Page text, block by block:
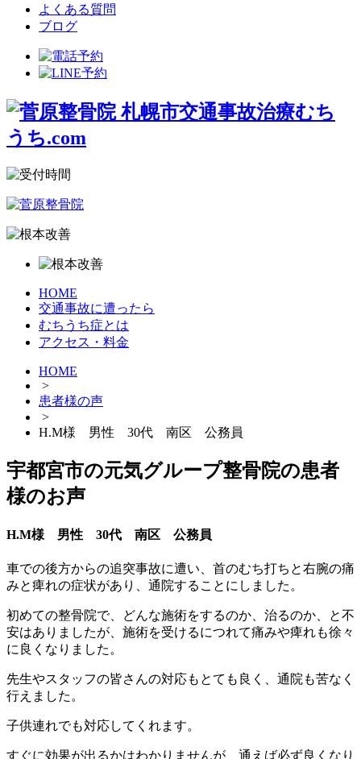
よくある質問
ブログ
HOME
交通事故に遭ったら
むちうち症とは
アクセス・料金
HOME
>
患者様の声
>
H.M様 男性 30代 南区 公務員
宇都宮市の元気グループ整骨院の患者
様のお声
H.M様 男性 30代 南区 公務員
車での後方からの追突事故に遭い、首のむち打ちと右腕の痛
みと痺れの症状があり、通院することにしました。
初めての整骨院で、どんな施術をするのか、治るのか、と不
安はありましたが、施術を受けるにつれて痛みや痺れも徐々
に良くなりました。
先生やスタッフの皆さんの対応もとても良く、通院も苦なく
行えました。
子供連れでも対応してくれます。
すぐに効果が出るかはわかりませんが、通えば必ず良くなり